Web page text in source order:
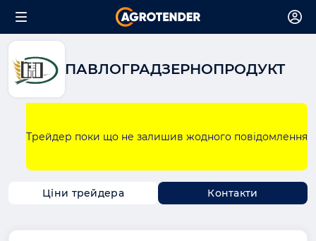
ПАВЛОГРАДЗЕРНОПРОДУКТ
Трейдер поки що не залишив жодного повідомлення
Ціни трейдера Контакти